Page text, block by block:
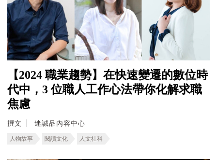
【2024 職業趨勢】在快速變遷的數位時
代中，3 位職人工作心法帶你化解求職
焦慮
撰文 迷誠品內容中心
人物故事 閱讀文化 人文社科